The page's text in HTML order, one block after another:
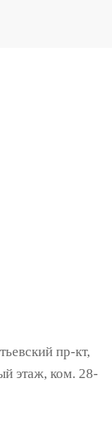
пр-кт,
этаж, ком. 28-